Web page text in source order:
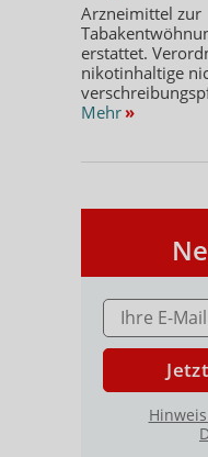
Arzneimittel zur
erstattet.
nikotinhaltige
Mehr »
E-MAIL ADRESSE